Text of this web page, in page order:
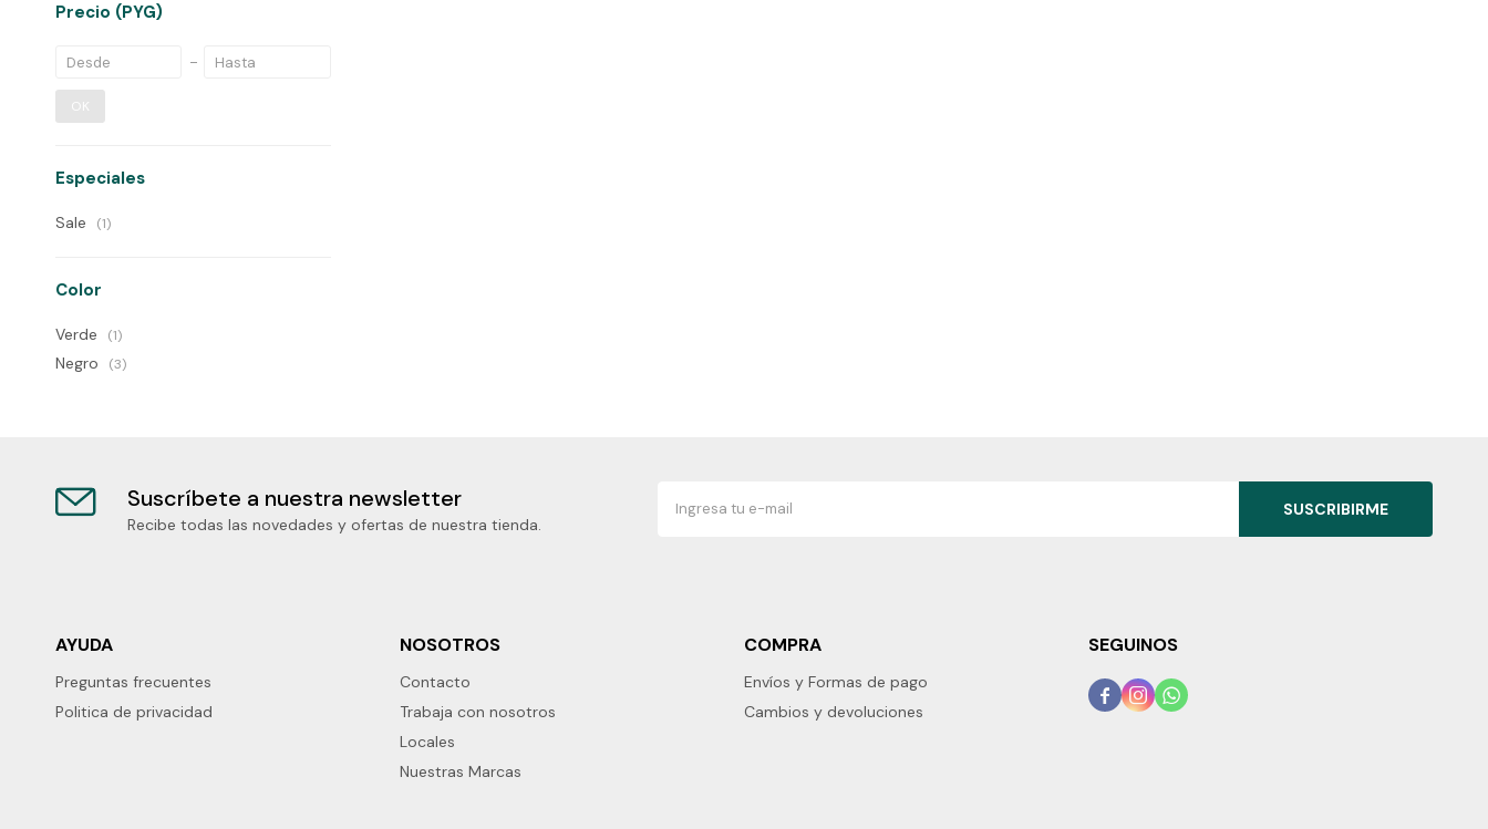
Precio (PYG)
OK
Especiales
Sale (1)
Color
Verde (1)
Negro (3)
Suscríbete a nuestra newsletter
Recibe todas las novedades y ofertas de nuestra tienda.
SUSCRIBIRME
AYUDA
Preguntas frecuentes
Politica de privacidad
NOSOTROS
Contacto
Trabaja con nosotros
Locales
Nuestras Marcas
COMPRA
Envíos y Formas de pago
Cambios y devoluciones
SEGUINOS
  